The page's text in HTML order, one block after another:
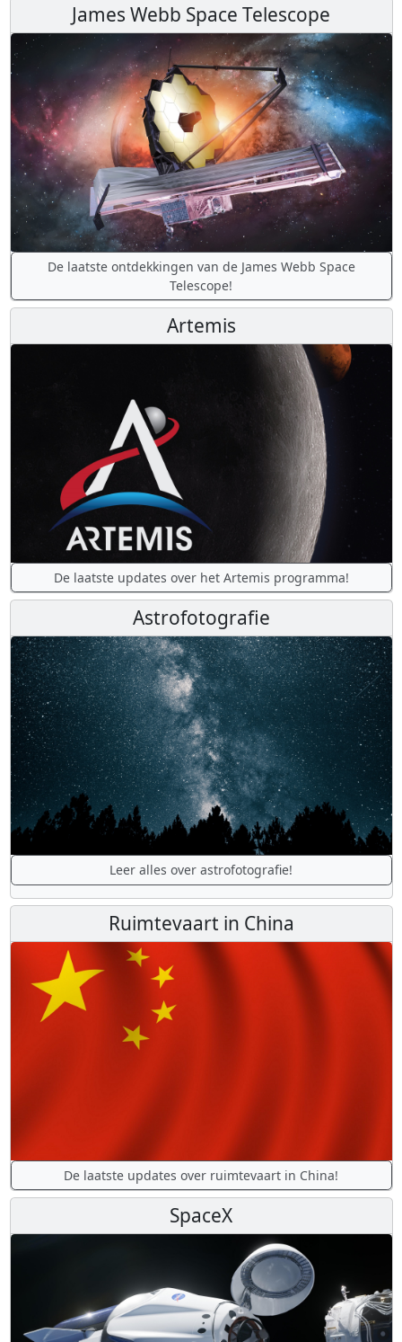
James Webb Space Telescope
De laatste ontdekkingen van de James Webb Space
Telescope!
Artemis
De laatste updates over het Artemis programma!
Astrofotografie
Leer alles over astrofotografie!
Ruimtevaart in China
De laatste updates over ruimtevaart in China!
SpaceX